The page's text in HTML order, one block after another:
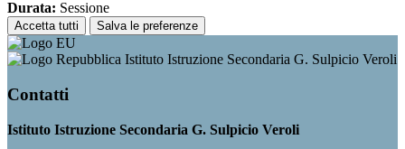
Durata: Sessione
Accetta tutti Salva le preferenze
Istituto Istruzione Secondaria G. Sulpicio Veroli
Contatti
Istituto Istruzione Secondaria G. Sulpicio Veroli